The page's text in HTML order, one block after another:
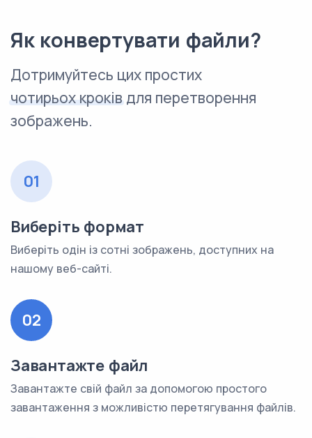
Як конвертувати файли?
Дотримуйтесь цих простих
чотирьох кроківдля перетворення
зображень.
01
Виберіть формат
Виберіть одін із сотні зображень, доступних на
нашому веб-сайті.
02
Завантажте файл
Завантажте свій файл за допомогою простого
завантаження з можливістю перетягування файлів.